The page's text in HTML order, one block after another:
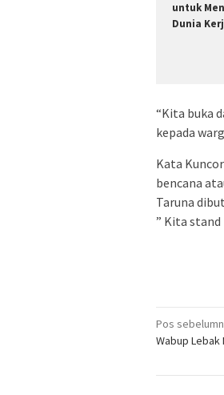
untuk
Dunia
“Kita buka
kepada
Kata
bencana
Taruna
” Kita stand
pos
Pos
Wabup Lebak